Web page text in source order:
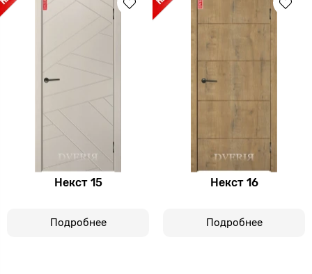
Некст 15
Подробнее
Некст 16
Подробнее